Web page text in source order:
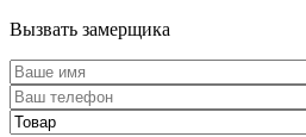
Вызвать замерщика